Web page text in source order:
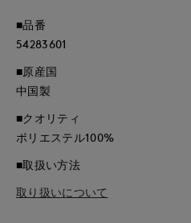
■品番
54283601
■原産国
中国製
■クオリティ
ポリエステル100%
■取扱い方法
取り扱いについて